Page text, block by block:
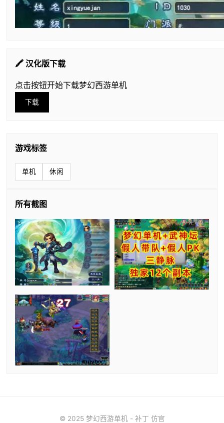
🖍️ 汉化版下载
点击按钮开始下载梦幻西游单机
下载
游戏标签
单机 休闲
所有截图
© 2025 梦幻西游单机 - 补丁 仿官